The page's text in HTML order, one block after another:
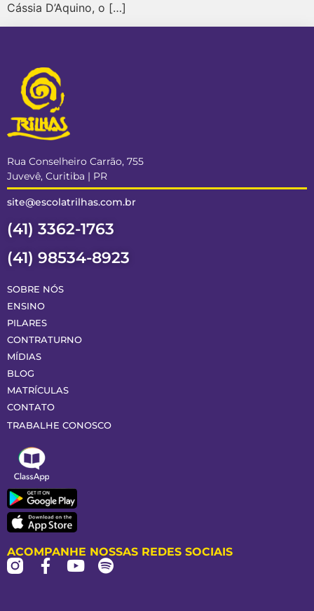
Cássia D’Aquino, o […]
Rua Conselheiro Carrão, 755
Juvevê, Curitiba | PR
site@escolatrilhas.com.br
(41) 3362-1763
(41) 98534-8923
SOBRE NÓS
ENSINO
PILARES
CONTRATURNO
MÍDIAS
BLOG
MATRÍCULAS
CONTATO
TRABALHE CONOSCO
ACOMPANHE NOSSAS REDES SOCIAIS